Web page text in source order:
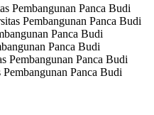
Pembangunan Panca Budi
Pembangunan Panca Budi
Panca Budi
Panca Budi
Pembangunan Panca Budi
Panca Budi